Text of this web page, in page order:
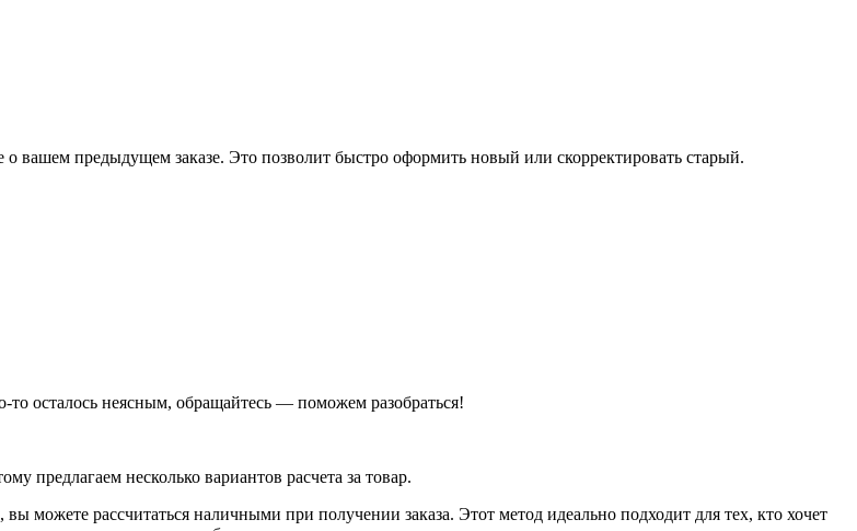
вашем предыдущем заказе. Это позволит быстро оформить новый или скорректировать старый.
осталось неясным, обращайтесь — поможем разобраться!
предлагаем несколько вариантов расчета за товар.
можете рассчитаться наличными при получении заказа. Этот метод идеально подходит для тех, кто хочет